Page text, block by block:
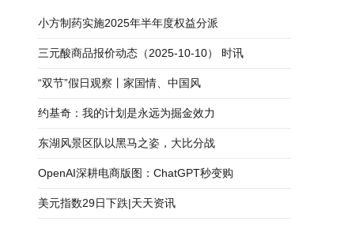
小方制药实施2025年半年度权益分派
三元酸商品报价动态（2025-10-10） 时讯
“双节”假日观察丨家国情、中国风
约基奇：我的计划是永远为掘金效力
东湖风景区队以黑马之姿，大比分战
OpenAI深耕电商版图：ChatGPT秒变购
美元指数29日下跌|天天资讯